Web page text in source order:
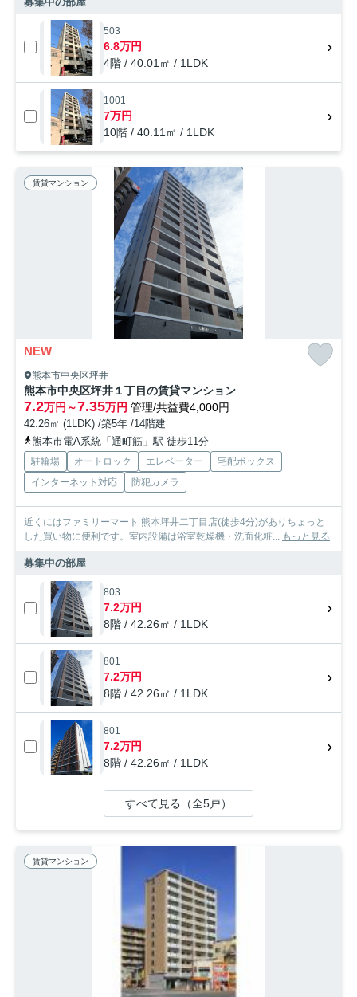
503
6.8万円
4階 / 40.01㎡ / 1LDK
1001
7万円
10階 / 40.11㎡ / 1LDK
賃貸マンション
NEW
熊本市中央区坪井
熊本市中央区坪井１丁目の賃貸マンション
7.2万円～7.35万円 管理/共益費4,000円
42.26㎡ (1LDK) /築5年 /14階建
熊本市電A系統「通町筋」駅 徒歩11分
駐輪場 オートロック エレベーター
宅配ボックス
インターネット対応
防犯カメラ
近くにはファミリーマート 熊本坪井二丁目店(徒歩4分)がありちょっと
した買い物に便利です。室内設備は浴室乾燥機・洗面化粧... もっと見る
募集中の部屋
803
7.2万円
8階 / 42.26㎡ / 1LDK
801
7.2万円
8階 / 42.26㎡ / 1LDK
801
7.2万円
8階 / 42.26㎡ / 1LDK
すべて見る（全5戸）
賃貸マンション